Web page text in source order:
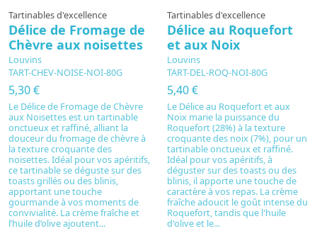
Tartinables d'excellence
Délice de Fromage de
Chèvre aux noisettes
Louvins
TART-CHEV-NOISE-NOI-80G
5,30 €
Le Délice de Fromage de Chèvre
aux Noisettes est un tartinable
onctueux et raffiné, alliant la
douceur du fromage de chèvre à
la texture croquante des
noisettes. Idéal pour vos apéritifs,
ce tartinable se déguste sur des
toasts grillés ou des blinis,
apportant une touche
gourmande à vos moments de
convivialité. La crème fraîche et
l’huile d’olive ajoutent...
Tartinables d'excellence
Délice au Roquefort
et aux Noix
Louvins
TART-DEL-ROQ-NOI-80G
5,40 €
Le Délice au Roquefort et aux
Noix marie la puissance du
Roquefort (28%) à la texture
croquante des noix (7%), pour un
tartinable onctueux et raffiné.
Idéal pour vos apéritifs, à
déguster sur des toasts ou des
blinis, il apporte une touche de
caractère à vos repas. La crème
fraîche adoucit le goût intense du
Roquefort, tandis que l'huile
d'olive et le...